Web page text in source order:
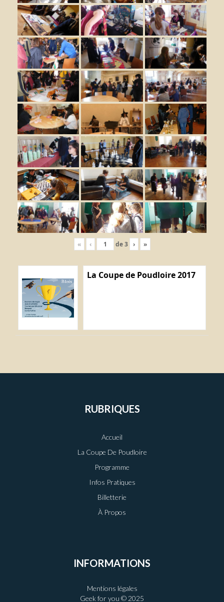
« ‹ de3 › »
La Coupe de Poudloire 2017
RUBRIQUES
Accueil
La Coupe De Poudloire
Programme
Infos Pratiques
Billetterie
À Propos
INFORMATIONS
Mentions légales
Geek for you © 2025